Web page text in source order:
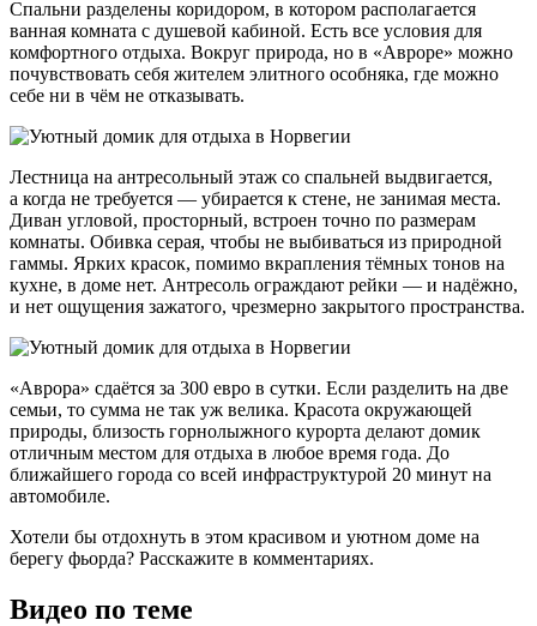
Спальни разделены коридором, в котором располагается
ванная комната с душевой кабиной. Есть все условия для
комфортного отдыха. Вокруг природа, но в «Авроре» можно
почувствовать себя жителем элитного особняка, где можно
себе ни в чём не отказывать.
Лестница на антресольный этаж со спальней выдвигается,
а когда не требуется — убирается к стене, не занимая места.
Диван угловой, просторный, встроен точно по размерам
комнаты. Обивка серая, чтобы не выбиваться из природной
гаммы. Ярких красок, помимо вкрапления тёмных тонов на
кухне, в доме нет. Антресоль ограждают рейки — и надёжно,
и нет ощущения зажатого, чрезмерно закрытого пространства.
«Аврора» сдаётся за 300 евро в сутки. Если разделить на две
семьи, то сумма не так уж велика. Красота окружающей
природы, близость горнолыжного курорта делают домик
отличным местом для отдыха в любое время года. До
ближайшего города со всей инфраструктурой 20 минут на
автомобиле.
Хотели бы отдохнуть в этом красивом и уютном доме на
берегу фьорда? Расскажите в комментариях.
Видео по теме